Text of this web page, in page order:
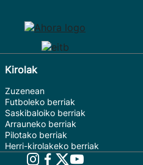
Kirolak
Zuzenean
Futboleko berriak
Saskibaloiko berriak
Arrauneko berriak
Pilotako berriak
Herri-kirolakeko berriak